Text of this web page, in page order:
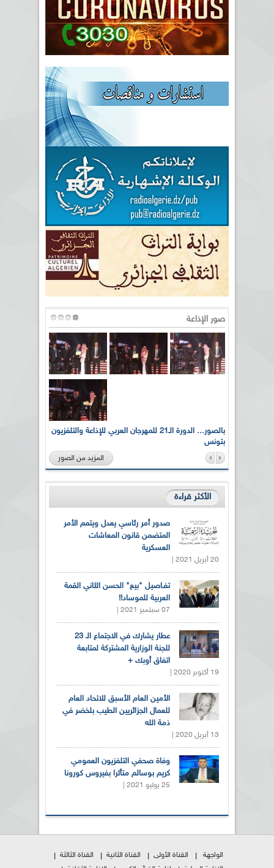
صور الإذاعة
بالصور... الدورة الـ21 للمهرجان العربي للإذاعة والتلفزيون
بتونس
المزيد من الصور
الأكثر قراءة
صدور أمر رئاسي يعدل ويتمم الأمر
المتضمن قانون المعاشات
العسكرية
20 أبريل 2021 |
تفـاصيل "بيع" الحسن الثاني القمة
العربية للموساد!!
07 سبتمبر 2021 |
عطار يشارك في الاجتماع الـ 23
للجنة الوزارية المشتركة لمتابعة
اتفاق أوبك +
19 أكتوبر 2020 |
الأمين العام الأسبق للاتحاد العام
للعمال الجزائريين الطيب بلخضر في
ذمة الله
13 أبريل 2020 |
وفاة صحفي التلفزيون العمومي
كريم بوسالم متأثرا بفيروس كورونا
25 يوليو 2021 |
الواجهة القناة الأولى القناة الثانية
القناة الثالثة